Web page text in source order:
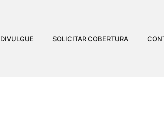
DIVULGUE SOLICITAR COBERTURA